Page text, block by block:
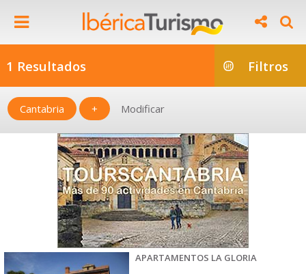
1 Resultados Filtros
Cantabria + Modificar
APARTAMENTOS LA GLORIA